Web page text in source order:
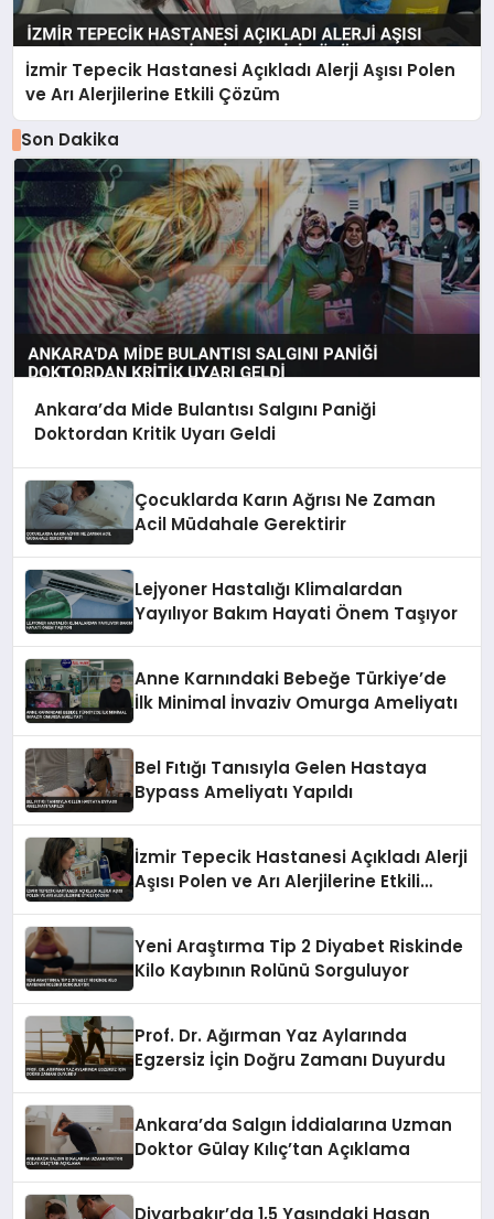
İzmir Tepecik Hastanesi Açıkladı Alerji Aşısı Polen
ve Arı Alerjilerine Etkili Çözüm
Son Dakika
Ankara’da Mide Bulantısı Salgını Paniği
Doktordan Kritik Uyarı Geldi
Çocuklarda Karın Ağrısı Ne Zaman
Acil Müdahale Gerektirir
Lejyoner Hastalığı Klimalardan
Yayılıyor Bakım Hayati Önem Taşıyor
Anne Karnındaki Bebeğe Türkiye’de
İlk Minimal İnvaziv Omurga Ameliyatı
Bel Fıtığı Tanısıyla Gelen Hastaya
Bypass Ameliyatı Yapıldı
İzmir Tepecik Hastanesi Açıkladı Alerji
Aşısı Polen ve Arı Alerjilerine Etkili
Yeni Araştırma Tip 2 Diyabet Riskinde
Kilo Kaybının Rolünü Sorguluyor
Prof. Dr. Ağırman Yaz Aylarında
Egzersiz İçin Doğru Zamanı Duyurdu
Ankara’da Salgın İddialarına Uzman
Doktor Gülay Kılıç’tan Açıklama
Diyarbakır’da 1,5 Yaşındaki Hasan